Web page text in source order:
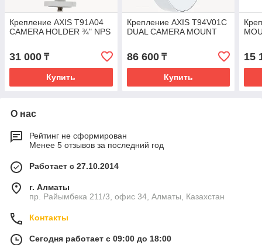
Крепление AXIS T91A04
CAMERA HOLDER ¾" NPS
31 000 ₸
Купить
Крепление AXIS T94V01C
DUAL CAMERA MOUNT
86 600₸
Купить
15
О нас
Рейтинг не сформирован
Менее 5 отзывов за последний год
Работает с 27.10.2014
г. Алматы
пр. Райымбека 211/3, офис 34, Алматы, Казахстан
Контакты
Сегодня работает с 09:00 до 18:00